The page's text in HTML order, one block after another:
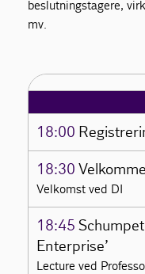
beslutningstagere,
mv.
18:00
18:30
Velkomst ved DI
18:45
Enterprise’
Lecture ved